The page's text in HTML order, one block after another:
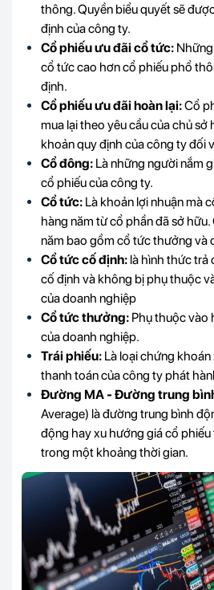
thông. Quyền biểu quyết sẽ
định của công ty.
Cổ phiếu ưu đãi cổ tức:
cổ tức cao hơn cổ phiếu phổ
định.
Cổ phiếu ưu đãi hoàn lại:Cổ
mua lại theo yêu cầu của chủ
khoản quy định của công ty đối
Cổ đông: Là những người nắm
cổ phiếu của công ty.
Cổ tức: Là khoản lợi nhuận mà
hàng năm từ cổ phần đã sở
năm bao gồm cổ tức thưởng và
Cổ tức cố định: là hình thức trả
cố định và không bị phụ thuộc
của doanh nghiệp
Cổ tức thưởng: Phụ thuộc vào
của doanh nghiệp.
Trái phiếu: Là loại chứng
thanh toán của công ty phát
Đường MA - Đường trung
Average) là đường trung bình
động hay xu hướng giá cổ
trong một khoảng thời gian.